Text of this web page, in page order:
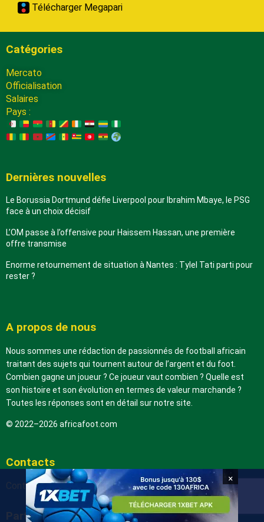
Télécharger Megapari
Catégories
Mercato
Officialisation
Salaires
Pays :
Dernières nouvelles
Le Borussia Dortmund défie Liverpool pour Ibrahim Mbaye, le PSG
face à un choix décisif
L’OM passe à l’offensive pour Haissem Hassan, une première
offre transmise
Enorme retournement de situation à Nantes : Tylel Tati parti pour
rester ?
A propos de nous
Nous sommes une rédaction de passionnés de football africain
traitant des sujets qui tournent autour de l’argent et du foot.
Combien gagne un joueur ? Ce joueur vaut combien ? Quelle est
son histoire et son évolution en termes de valeur marchande ?
Toutes les réponses sont en détail sur notre site.
© 2022–2026 africafoot.com
Contacts
Contactez-nous
Partenaires
×